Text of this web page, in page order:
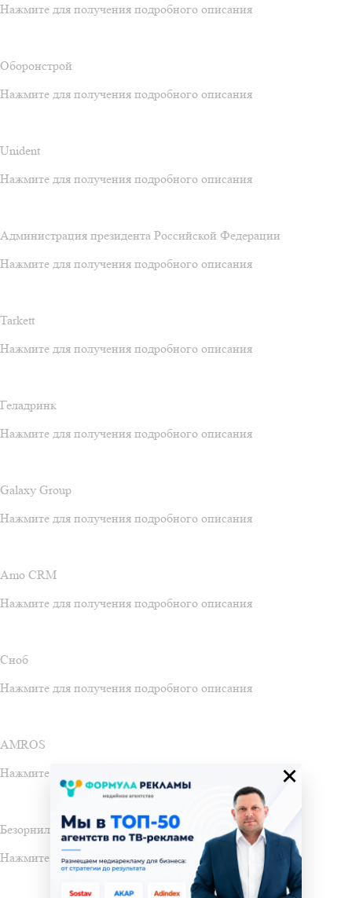
Нажмите для получения подробного описания
Оборонстрой
Нажмите для получения подробного описания
Unident
Нажмите для получения подробного описания
Администрация президента Российской Федерации
Нажмите для получения подробного описания
Tarkett
Нажмите для получения подробного описания
Геладринк
Нажмите для получения подробного описания
Galaxy Group
Нажмите для получения подробного описания
Amo CRM
Нажмите для получения подробного описания
Сноб
Нажмите для получения подробного описания
AMROS
Нажмите для получения подробного описания
Безорнил
Нажмите для получения подробного описания
×